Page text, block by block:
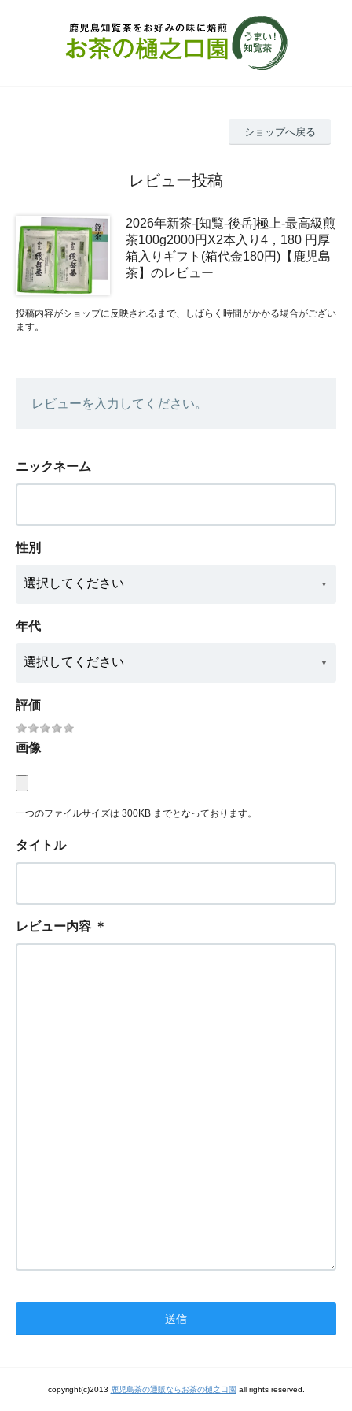
ショップへ戻る
レビュー投稿
2026年新茶-[知覧-後岳]極上-最高級煎
茶100g2000円X2本入り4，180 円厚
箱入りギフト(箱代金180円)【鹿児島
茶】のレビュー
投稿内容がショップに反映されるまで、しばらく時間がかかる場合がござい
ます。
レビューを入力してください。
ニックネーム
性別
年代
評価
画像
一つのファイルサイズは 300KB までとなっております。
タイトル
レビュー内容 ＊
copyright(c)2013 鹿児島茶の通販ならお茶の樋之口園 all rights reserved.